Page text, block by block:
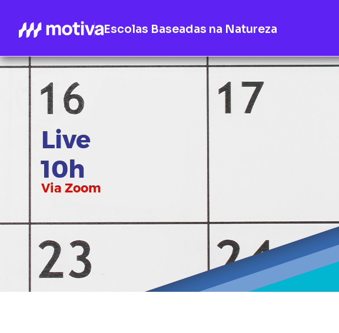
Escolas Baseadas na Natureza